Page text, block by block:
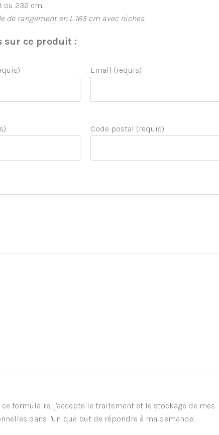
ou 232 cm.
de rangement en L 165 cm avec niches.
sur ce produit :
Email (requis)
Code postal (requis)
formulaire, j'accepte le traitement et le stockage de mes
dans l'unique but de répondre à ma demande.